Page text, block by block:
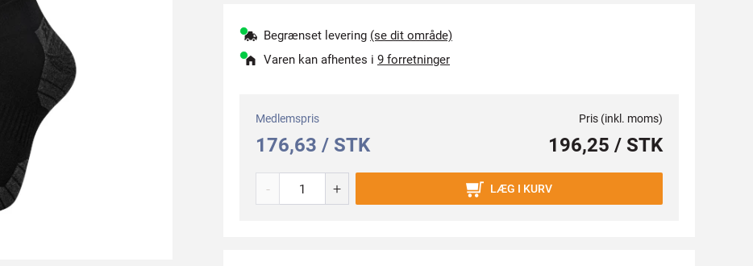
Begrænset levering (se dit område)
Varen kan afhentes i 9 forretninger
Medlemspris
176,63 / STK
Pris (inkl. moms)
196,25 / STK
- + LÆG I KURV